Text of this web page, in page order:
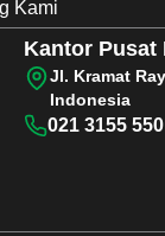
Kami
Kantor Pusat
Jl. Kramat
Indonesia
021 3155 550